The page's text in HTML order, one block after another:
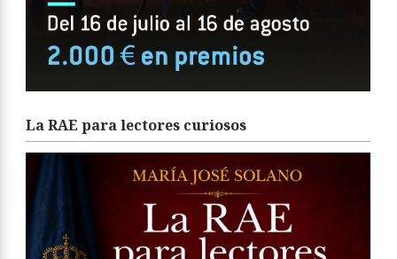
La RAE para lectores curiosos